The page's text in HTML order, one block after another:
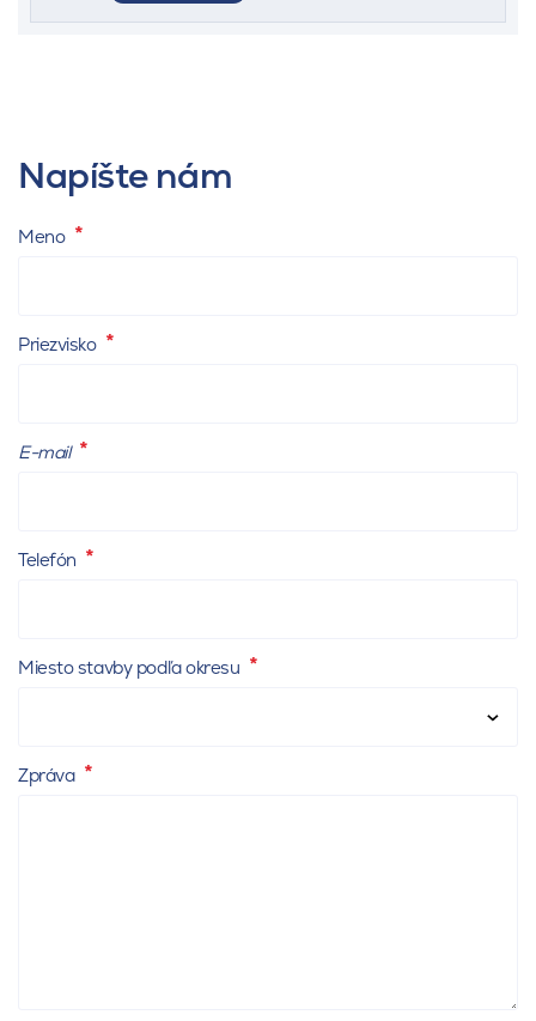
Napíšte nám
Meno
Priezvisko
E-mail
Telefón
Miesto stavby podľa okresu
Zpráva